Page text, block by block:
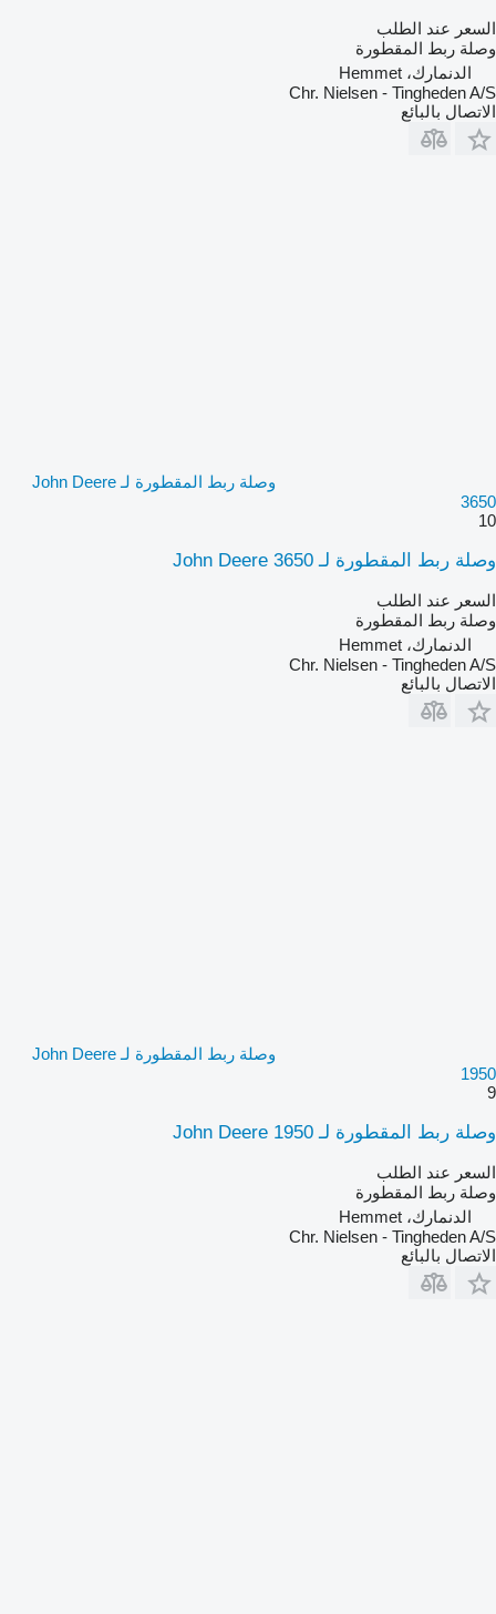
السعر عند الطلب
وصلة ربط المقطورة
الدنمارك، Hemmet
Chr. Nielsen - Tingheden A/S
الاتصال بالبائع
وصلة ربط المقطورة لـ John Deere
3650
10
وصلة ربط المقطورة لـ John Deere 3650
السعر عند الطلب
وصلة ربط المقطورة
الدنمارك، Hemmet
Chr. Nielsen - Tingheden A/S
الاتصال بالبائع
وصلة ربط المقطورة لـ John Deere
1950
9
وصلة ربط المقطورة لـ John Deere 1950
السعر عند الطلب
وصلة ربط المقطورة
الدنمارك، Hemmet
Chr. Nielsen - Tingheden A/S
الاتصال بالبائع